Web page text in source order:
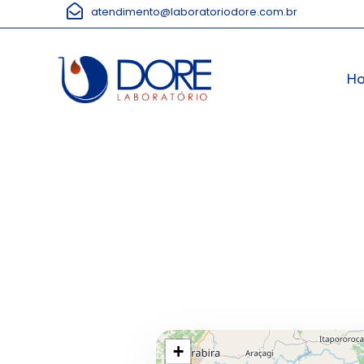
atendimento@laboratoriodore.com.br
+